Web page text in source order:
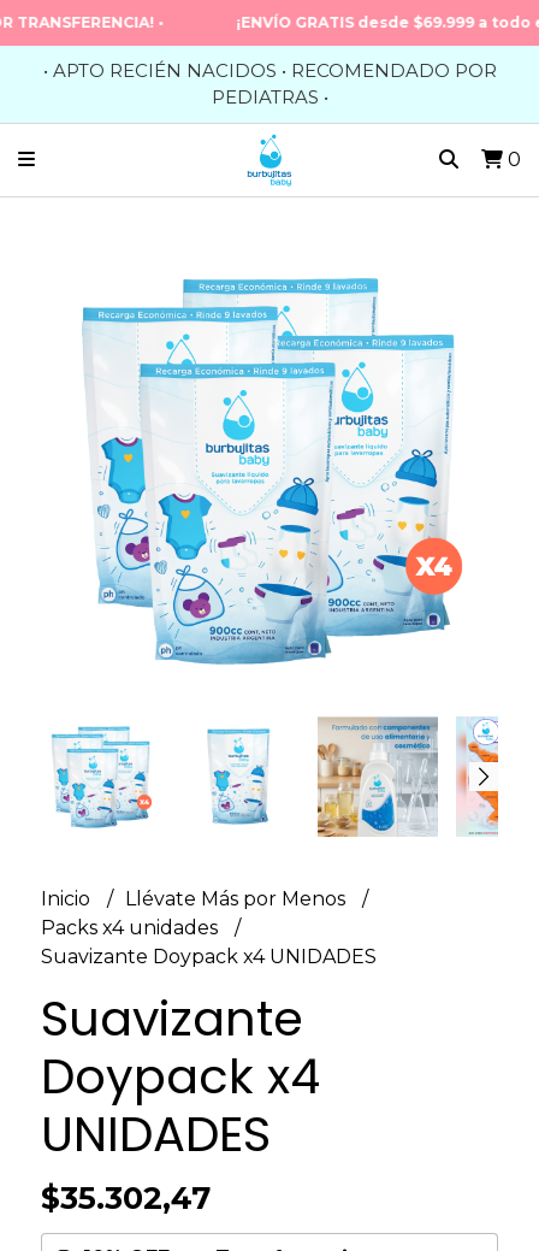
• APTO RECIÉN NACIDOS • RECOMENDADO POR
PEDIATRAS •
0
Inicio
Llévate Más por Menos
Packs x4 unidades
Suavizante Doypack x4 UNIDADES
Suavizante
Doypack x4
UNIDADES
$35.302,47
• ¡ENVÍO GRATIS desde $69.999 a todo el